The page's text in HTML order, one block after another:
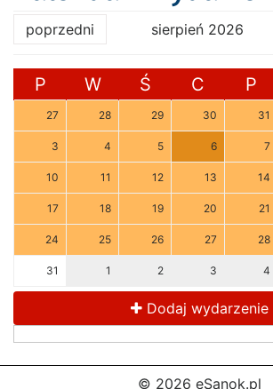
poprzedni sierpień 2026
P W Ś C P
27 28 29 30 31
3 4 5 6 7
10 11 12 13 14
17 18 19 20 21
24 25 26 27 28
31 1 2 3 4
Dodaj wydarzenie
© 2026 eSanok.pl